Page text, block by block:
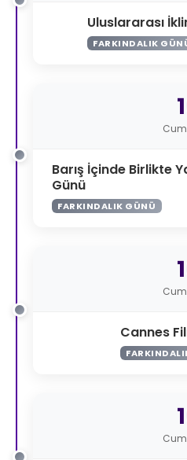
Uluslararası
FARKINDALIK
Barış İçinde Birlikte
Günü
FARKINDALIK GÜNÜ
Cannes